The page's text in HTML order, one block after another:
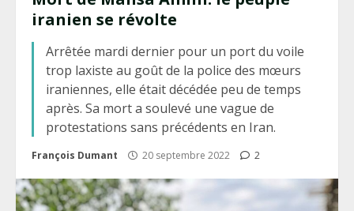
iranien se révolte
Arrêtée mardi dernier pour un port du voile
trop laxiste au goût de la police des mœurs
iraniennes, elle était décédée peu de temps
après. Sa mort a soulevé une vague de
protestations sans précédents en Iran.
François Dumant 20 septembre 2022 2